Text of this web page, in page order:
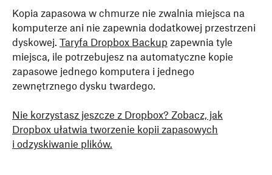
Kopia zapasowa w chmurze nie zwalnia miejsca na
komputerze ani nie zapewnia dodatkowej przestrzeni
dyskowej. Taryfa Dropbox Backup zapewnia tyle
miejsca, ile potrzebujesz na automatyczne kopie
zapasowe jednego komputera i jednego
zewnętrznego dysku twardego.
Nie korzystasz jeszcze z Dropbox? Zobacz, jak
Dropbox ułatwia tworzenie kopii zapasowych
i odzyskiwanie plików.